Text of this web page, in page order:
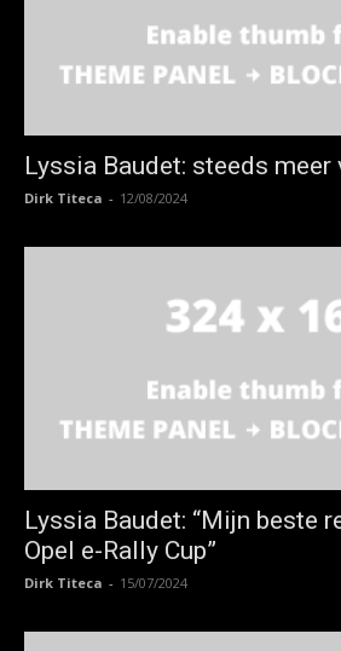
Lyssia Baudet: steeds meer
Dirk Titeca - 12/08/2024
Lyssia Baudet: “Mijn beste
Opel e-Rally Cup”
Dirk Titeca - 15/07/2024